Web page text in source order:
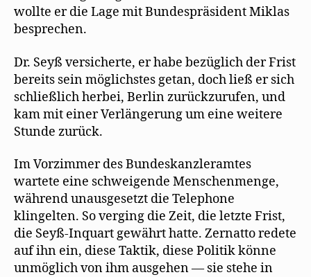
wollte er die Lage mit Bundespräsident Miklas
besprechen.
Dr. Seyß versicherte, er habe bezüglich der Frist
bereits sein möglichstes getan, doch ließ er sich
schließlich herbei, Berlin zurückzurufen, und
kam mit einer Verlängerung um eine weitere
Stunde zurück.
Im Vorzimmer des Bundeskanzleramtes
wartete eine schweigende Menschenmenge,
während unausgesetzt die Telephone
klingelten. So verging die Zeit, die letzte Frist,
die Seyß-Inquart gewährt hatte. Zernatto redete
auf ihn ein, diese Taktik, diese Politik könne
unmöglich von ihm ausgehen — sie stehe in